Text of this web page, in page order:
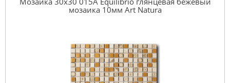
мозаика 10мм Art Natura